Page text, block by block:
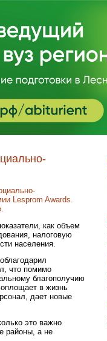
Lesprom Awards.
как объем
налоговую
населения.
что помимо
благополучию
в жизнь
дает новые
это важно
районы, а не